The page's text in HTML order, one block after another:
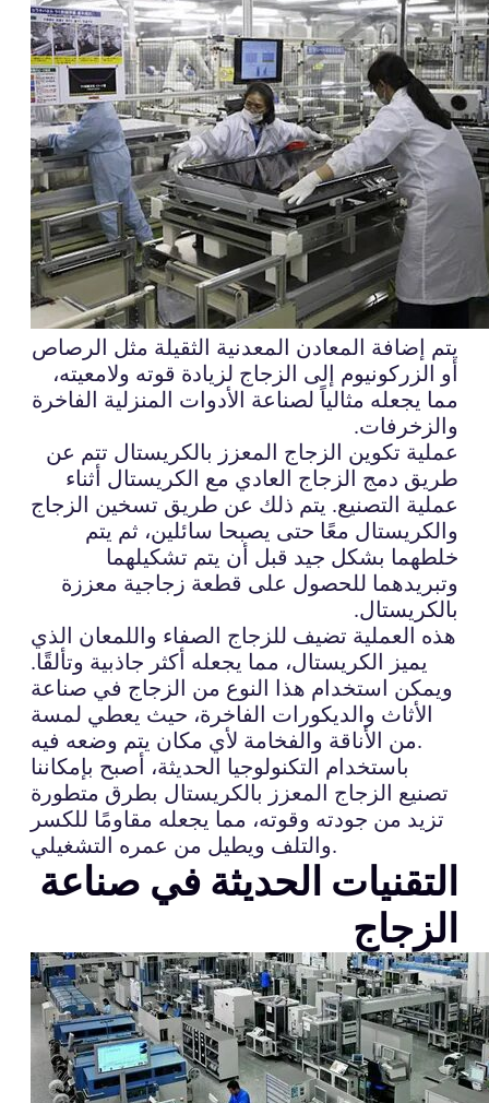
يتم إضافة المعادن المعدنية الثقيلة مثل الرصاص
أو الزركونيوم إلى الزجاج لزيادة قوته ولامعيته،
مما يجعله مثالياً لصناعة الأدوات المنزلية الفاخرة
والزخرفات.
عملية تكوين الزجاج المعزز بالكريستال تتم عن
طريق دمج الزجاج العادي مع الكريستال أثناء
عملية التصنيع. يتم ذلك عن طريق تسخين الزجاج
والكريستال معًا حتى يصبحا سائلين، ثم يتم
خلطهما بشكل جيد قبل أن يتم تشكيلهما
وتبريدهما للحصول على قطعة زجاجية معززة
بالكريستال.
هذه العملية تضيف للزجاج الصفاء واللمعان الذي
يميز الكريستال، مما يجعله أكثر جاذبية وتألقًا.
ويمكن استخدام هذا النوع من الزجاج في صناعة
الأثاث والديكورات الفاخرة، حيث يعطي لمسة
من الأناقة والفخامة لأي مكان يتم وضعه فيه.
باستخدام التكنولوجيا الحديثة، أصبح بإمكاننا
تصنيع الزجاج المعزز بالكريستال بطرق متطورة
تزيد من جودته وقوته، مما يجعله مقاومًا للكسر
والتلف ويطيل من عمره التشغيلي.
التقنيات الحديثة في صناعة
الزجاج